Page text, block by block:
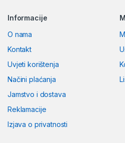
Informacije
O nama
Kontakt
Uvjeti korištenja
Načini plaćanja
Jamstvo i dostava
Reklamacije
Izjava o privatnosti